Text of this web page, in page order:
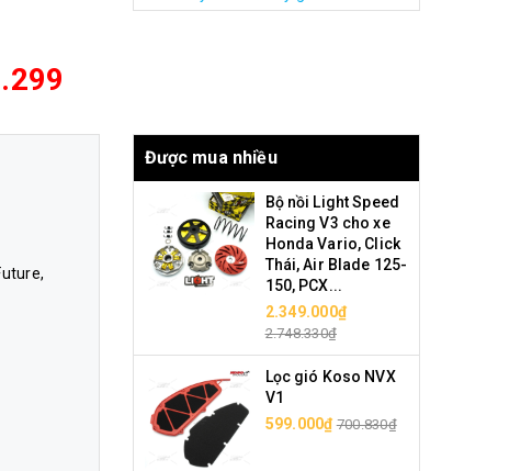
Được mua nhiều
Bộ nồi Light Speed
Racing V3 cho xe
Honda Vario, Click
Thái, Air Blade 125-
150, PCX...
2.349.000₫
2.748.330₫
Lọc gió Koso NVX
V1
599.000₫ 700.830₫